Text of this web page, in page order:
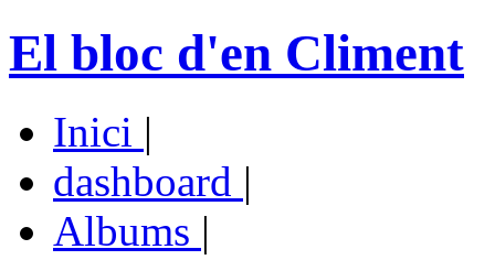
El bloc d'en Climent
Inici |
dashboard |
Albums |